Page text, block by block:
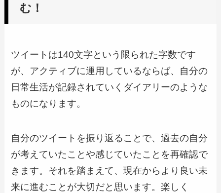
む！
ツイートは140文字という限られた字数です
が、アクティブに運用しているならば、自分の
日常生活が記録されていくダイアリーのような
ものになります。
自分のツイートを振り返ることで、過去の自分
が考えていたことや感じていたことを再確認で
きます。それを踏まえて、現在からより良い未
来に進むことが大切だと思います。楽しく